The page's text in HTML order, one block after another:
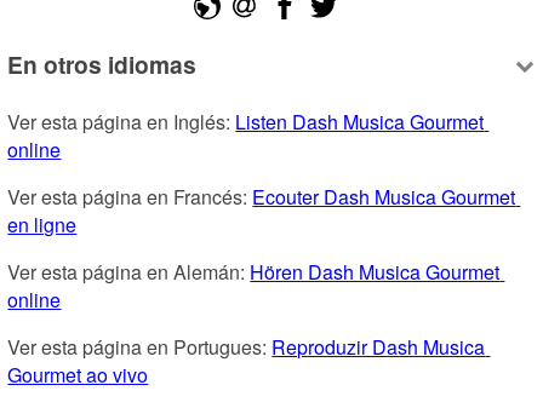
En otros idiomas
Ver esta página en Inglés: Listen Dash Musica Gourmet
online
Ver esta página en Francés: Ecouter Dash Musica Gourmet
en ligne
Ver esta página en Alemán: Hören Dash Musica Gourmet
online
Ver esta página en Portugues: Reproduzir Dash Musica
Gourmet ao vivo